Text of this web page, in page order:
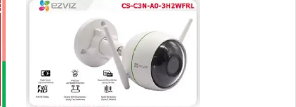
hiện dáng người và phương tiện báo
động khi phát hiện xâm nhập Thiết
kế bền bỉ chống nước IP65 phù hợp
lắp đặt trong mọi điều kiện thời tiết.
Camera An Ninh CS-CB5-R100-
2F8WFL có khả năng còi hú, đèn
chớp báo động, Wifi Không Dây,